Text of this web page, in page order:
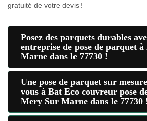
gratuité de votre devis !
Posez des parquets durables
entreprise de pose de parquet
Marne dans le 77730 !
Une pose de parquet sur
vous à Bat Eco couvreur pose
Mery Sur Marne dans le 77730